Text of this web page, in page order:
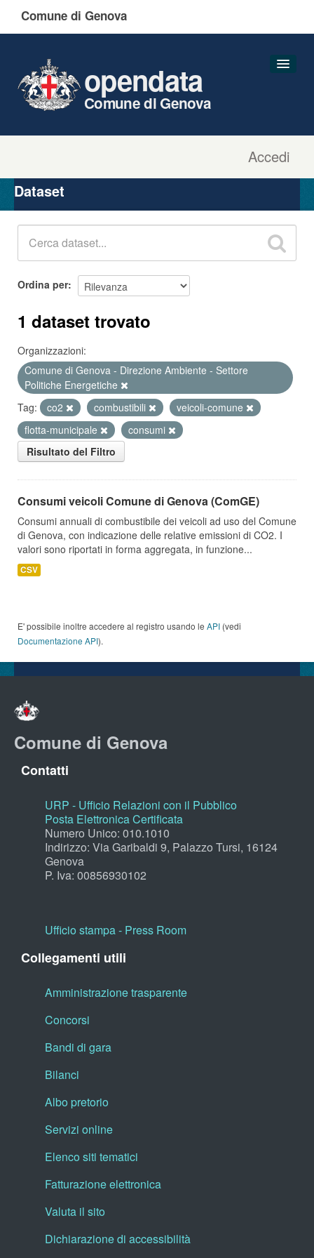
Comune di Genova
Accedi
opendata
Comune di Genova
Organizzazioni
Gruppi
Dataset
Ordina per
1 dataset trovato
Organizzazioni:
Comune di Genova - Direzione Ambiente - Settore
Politiche Energetiche
Tag:
co2 combustibili
veicoli-comune
flotta-municipale
consumi
Risultato del Filtro
Consumi veicoli Comune di Genova (ComGE)
Consumi annuali di combustibile dei veicoli ad uso del Comune
di Genova, con indicazione delle relative emissioni di CO2. I
valori sono riportati in forma aggregata, in funzione...
CSV
E' possibile inoltre accedere al registro usando le API (vedi
Documentazione API).
Comune di Genova
Contatti
URP - Ufficio Relazioni con il Pubblico
Posta Elettronica Certificata
Numero Unico: 010.1010
Indirizzo: Via Garibaldi 9, Palazzo Tursi, 16124
Genova
P. Iva: 00856930102
Ufficio stampa - Press Room
Collegamenti utili
Amministrazione trasparente
Concorsi
Bandi di gara
Bilanci
Albo pretorio
Servizi online
Elenco siti tematici
Fatturazione elettronica
Valuta il sito
Dichiarazione di accessibilità